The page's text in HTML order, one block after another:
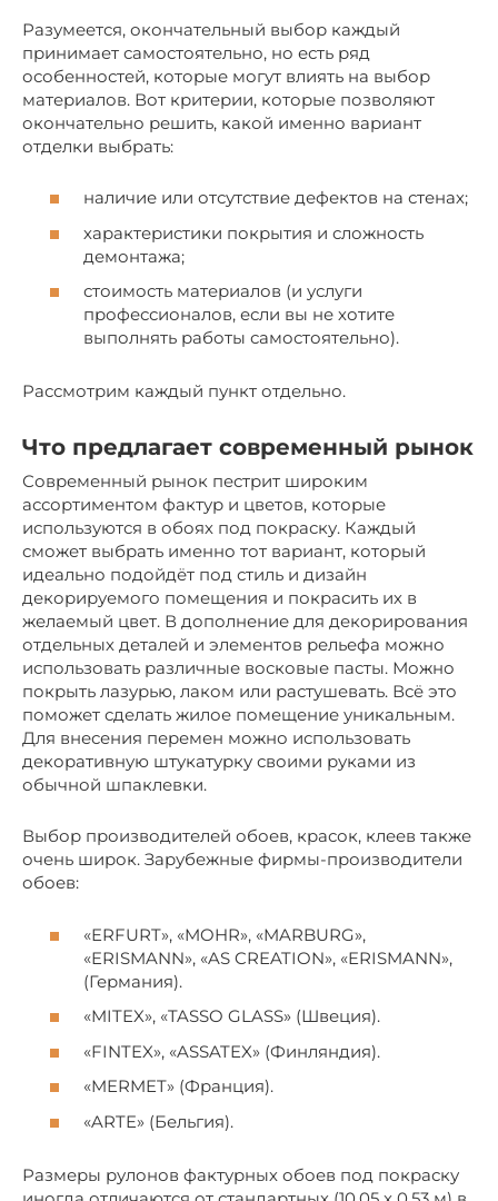
Разумеется, окончательный выбор каждый
принимает самостоятельно, но есть ряд
особенностей, которые могут влиять на выбор
материалов. Вот критерии, которые позволяют
окончательно решить, какой именно вариант
отделки выбрать:
наличие или отсутствие дефектов на стенах;
характеристики покрытия и сложность
демонтажа;
стоимость материалов (и услуги
профессионалов, если вы не хотите
выполнять работы самостоятельно).
Рассмотрим каждый пункт отдельно.
Что предлагает современный рынок
Современный рынок пестрит широким
ассортиментом фактур и цветов, которые
используются в обоях под покраску. Каждый
сможет выбрать именно тот вариант, который
идеально подойдёт под стиль и дизайн
декорируемого помещения и покрасить их в
желаемый цвет. В дополнение для декорирования
отдельных деталей и элементов рельефа можно
использовать различные восковые пасты. Можно
покрыть лазурью, лаком или растушевать. Всё это
поможет сделать жилое помещение уникальным.
Для внесения перемен можно использовать
декоративную штукатурку своими руками из
обычной шпаклевки.
Выбор производителей обоев, красок, клеев также
очень широк. Зарубежные фирмы-производители
обоев:
«ERFURT», «MOHR», «MARBURG»,
«ERISMANN», «AS CREATION», «ERISMANN»,
(Германия).
«MITEX», «TASSO GLASS» (Швеция).
«FINTEX», «ASSATEX» (Финляндия).
«MERMET» (Франция).
«ARTE» (Бельгия).
Размеры рулонов фактурных обоев под покраску